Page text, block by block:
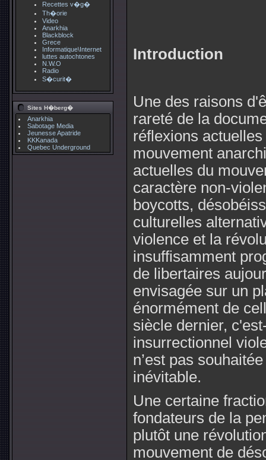
Recettes v�g�
Th�orie
Video
Anarkhia
Blackblock
Grece
Informatique\Internet
luttes autochtones
N.W.O
Radio
S�curit�
Sites H�berg�
Anarkhia
Sabotage Media
Jeunesse Apatride
KKKanada
Quebec Underground
Introduction
Une des raisons
rareté de la
réflexions
mouvement
actuelles du
caractère non-
boycotts,
culturelles
violence et la
insuffisamment
de libertaires
envisagée sur un
énormément de
siècle dernier,
insurrectionnel
n’est pas
inévitable.
Une certaine
fondateurs de la
plutôt une
mouvement de